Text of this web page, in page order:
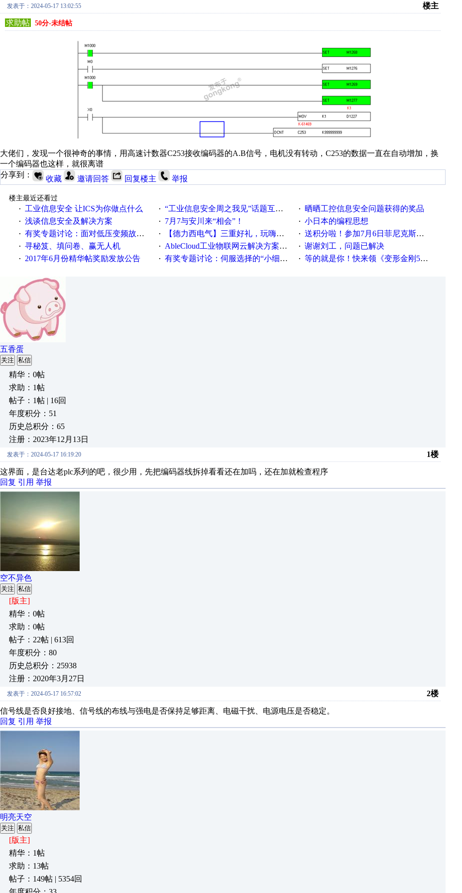
发表于：2024-05-17 13:02:55
楼主
求助帖
50分-未结帖
大佬们，发现一个很神奇的事情，用高速计数器C253接收编码器的A.B信号，电机没有转动，C253的数据一直在自动增加，换
一个编码器也这样，就很离谱
分享到：
收藏 邀请回答 回复楼主 举报
楼主最近还看过
·
工业信息安全 让ICS为你做点什么 · “工业信息安全周之我见”话题互动获奖名单发布公告 · 晒晒工控信息安全问题获得的奖品
· 浅谈信息安全及解决方案 · 7月7与安川来“相会”！ · 小日本的编程思想
· 有奖专题讨论：面对低压变频故障，老手是这样解决的！ · 【德力西电气】三重好礼，玩嗨夏日！ · 送积分啦！参加7月6日菲尼克斯在线研讨会即得
· 寻秘笈、填问卷、赢无人机 · AbleCloud工业物联网云解决方案实践及应用 · 谢谢刘工，问题已解决
· 2017年6月份精华帖奖励发放公告 · 有奖专题讨论：伺服选择的“小细节大学问”奖励公告 · 等的就是你！快来领《变形金刚5》观影券
五香蛋
关注 私信
精华：0帖
求助：1帖
帖子：1帖 | 16回
年度积分：51
历史总积分：65
注册：2023年12月13日
发表于：2024-05-17 16:19:20 1楼
这界面，是台达老plc系列的吧，很少用，先把编码器线拆掉看看还在加吗，还在加就检查程序
回复 引用 举报
空不异色
关注 私信
[版主]
精华：0帖
求助：0帖
帖子：22帖 | 613回
年度积分：80
历史总积分：25938
注册：2020年3月27日
发表于：2024-05-17 16:57:02 2楼
信号线是否良好接地、信号线的布线与强电是否保持足够距离、电磁干扰、电源电压是否稳定。
回复 引用 举报
明亮天空
关注 私信
[版主]
精华：1帖
求助：13帖
帖子：149帖 | 5354回